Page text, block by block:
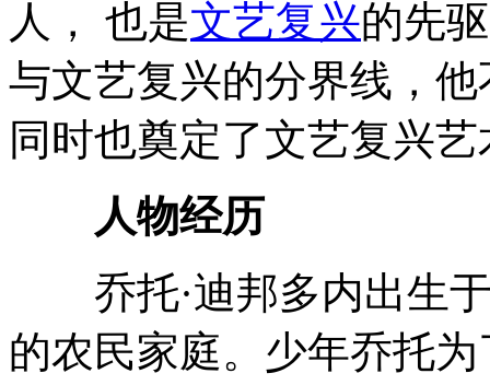
人， 也是文艺复兴的先
与文艺复兴的分界线，
同时也奠定了文艺复兴
人物经历
乔托·迪邦多内出生于
的农民家庭。少年乔托